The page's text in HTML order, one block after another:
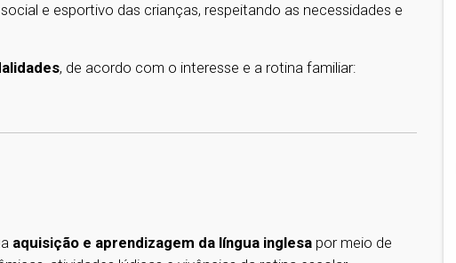
e esportivo das crianças, respeitando as necessidades e
, de acordo com o interesse e a rotina familiar:
aquisição e aprendizagem da língua inglesa por meio de